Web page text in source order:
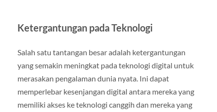
Ketergantungan pada Teknologi
Salah satu tantangan besar adalah ketergantungan
yang semakin meningkat pada teknologi digital untuk
merasakan pengalaman dunia nyata. Ini dapat
memperlebar kesenjangan digital antara mereka yang
memiliki akses ke teknologi canggih dan mereka yang